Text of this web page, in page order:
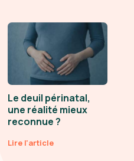
Le deuil périnatal,
une réalité mieux
reconnue ?
Lire l'article